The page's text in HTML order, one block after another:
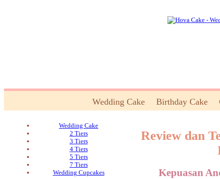
Wedding Cake Birthday Cake
Wedding Cake
2 Tiers
3 Tiers
4 Tiers
5 Tiers
7 Tiers
Wedding Cupcakes
Review dan
Kepuasan